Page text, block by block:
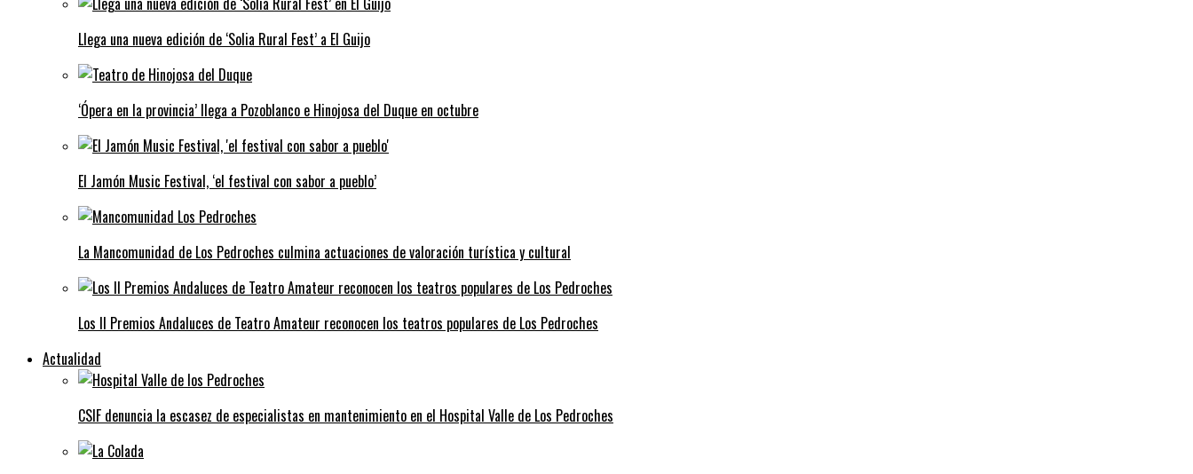
Llega una nueva edición de ‘Solia Rural Fest’ a El Guijo
‘Ópera en la provincia’ llega a Pozoblanco e Hinojosa del Duque en octubre
El Jamón Music Festival, ‘el festival con sabor a pueblo’
La Mancomunidad de Los Pedroches culmina actuaciones de valoración turística y cultural
Los II Premios Andaluces de Teatro Amateur reconocen los teatros populares de Los Pedroches
Actualidad
CSIF denuncia la escasez de especialistas en mantenimiento en el Hospital Valle de Los Pedroches